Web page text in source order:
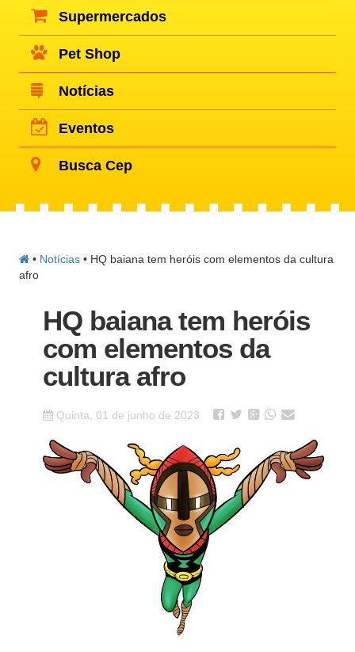
Supermercados
Pet Shop
Notícias
Eventos
Busca Cep
• Notícias •HQ baiana tem heróis com elementos da cultura
afro
HQ baiana tem heróis
com elementos da
cultura afro
Quinta, 01 de junho de 2023